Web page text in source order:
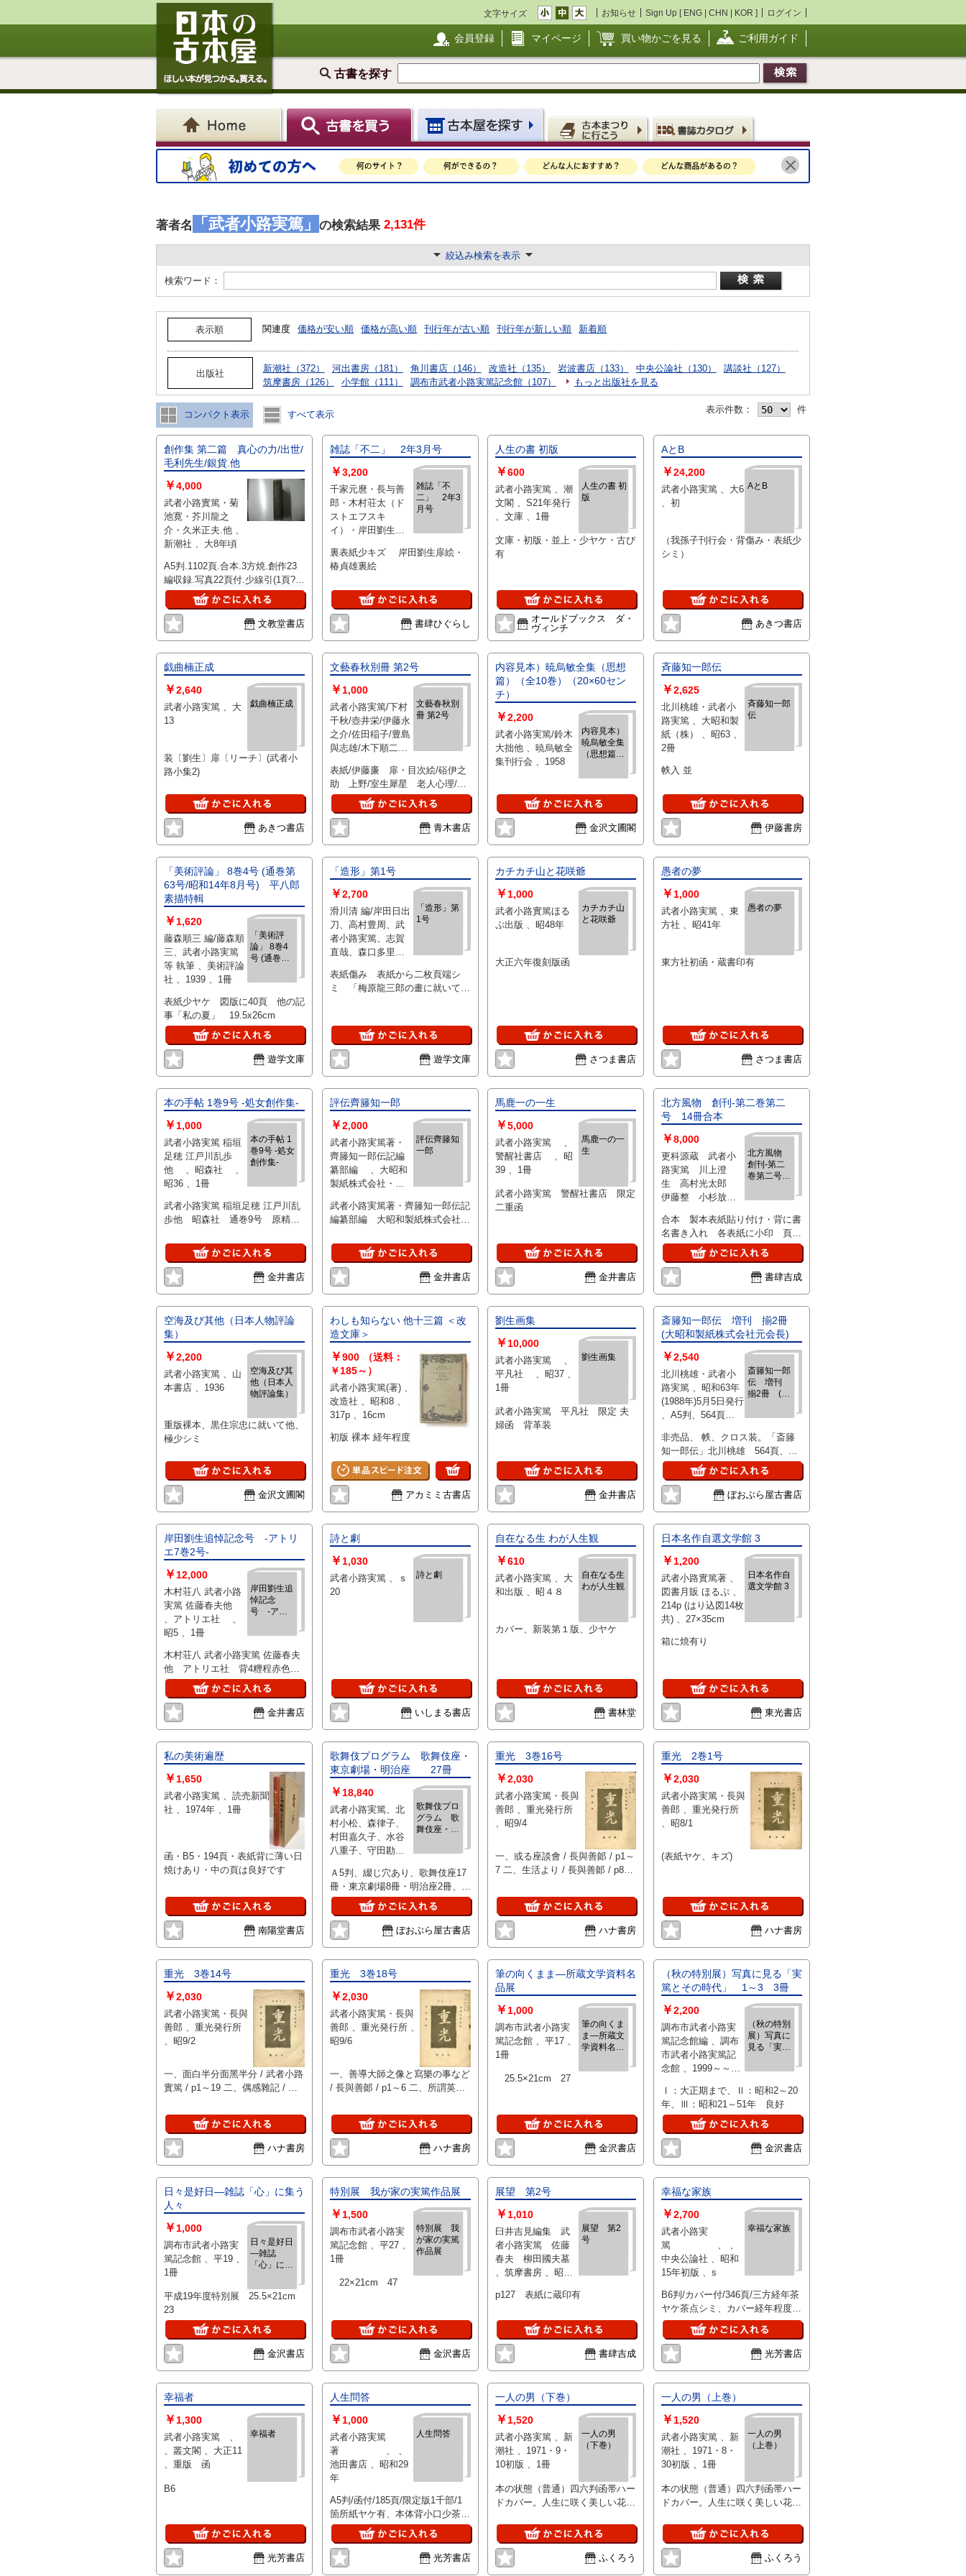
文字サイズ お知らせ Sign Up [ ENG | CHN | KOR ] ログイン
会員登録 マイページ 買い物かごを見る ご利用ガイド
古書を探す
著者名 「武者小路実篤」 の検索結果 2,131件
絞込み検索を表示
検索ワード：
表示順 関連度 価格が安い順 価格が高い順 刊行年が古い順 刊行年が新しい順 新着順
出版社 新潮社（372） 河出書房（181） 角川書店（146） 改造社（135） 岩波書店（133） 中央公論社（130）
講談社（127）
筑摩書房（126）
小学館（111） 調布市武者小路実篤記念館（107） もっと出版社を見る
コンパクト表示 すべて表示 表示件数： 件
創作集 第二篇 真心の力/出世/
毛利先生/銀貨.他
￥4,000
武者小路實篤・菊
池寛・芥川龍之
介・久米正夫.他 、
新潮社 、大8年頃
A5判.1102頁.合本.3方焼.創作23
編収録.写真22頁付.少線引(1頁?)
(管理:古書59-2260-美-267)
文教堂書店
雑誌「不二」 2年3月号
雑誌「不
二」 2年3
月号
￥3,200
千家元麿・長与善
郎・木村荘太（ド
ストエフスキ
イ）・岸田劉生・
二社 、大正14 、
86p 、22cm
裏表紙少キズ 岸田劉生扉絵・
椿貞雄裏絵
書肆ひぐらし
人生の書 初版
人生の書 初
版
￥600
武者小路実篤 、潮
文閣 、S21年発行
、文庫 、1冊
文庫・初版・並上・少ヤケ・古び
有
オールドブックス ダ・
ヴィンチ
AとB
AとB
￥24,200
武者小路実篤 、大6
、初
（我孫子刊行会・背傷み・表紙少
シミ）
あきつ書店
戯曲楠正成
戯曲楠正成
￥2,640
武者小路実篤 、大
13
装〔劉生〕扉〔リーチ〕(武者小
路小集2)
あきつ書店
文藝春秋別冊 第2号
文藝春秋別
冊 第2号
￥ 1,000
武者小路実篤/下村
千秋/壺井栄/伊藤永
之介/佐田稲子/豊島
與志雄/木下順二他
昭22
表紙/伊藤廉 扉・目次絵/硲伊之
助 上野/室生犀星 老人心理/正
宗白鳥 他 背痛 焼シミ 裏表
紙に記名
青木書店
内容見本）暁烏敏全集（思想
篇）（全10巻）（20×60セン
チ）
内容見本）
暁烏敏全集
（思想篇）
（20×60セ
￥2,200
武者小路実篤/鈴木
大拙他 、暁烏敏全
集刊行会 、1958
金沢文圃閣
斉藤知一郎伝
斉藤知一郎
伝
￥2,625
北川桃雄・武者小
路実篤 、大昭和製
紙（株） 、昭63 、
2冊
帙入 並
伊藤書房
「美術評論」 8巻4号 (通巻第
63号/昭和14年8月号) 平八郎
素描特輯
「美術評
論」 8巻4
号 (通巻第
14年8月
郎素描特輯
￥ 1,620
藤森順三 編/藤森順
三、武者小路実篤
等 執筆 、美術評論
社 、1939 、1冊
表紙少ヤケ 図版に40頁 他の記
事「私の夏」 19.5x26cm
遊学文庫
「造形」第1号
「造形」第
1号
￥2,700
滑川清 編/岸田日出
刀、高村豊周、武
者小路実篤、志賀
直哉、森口多里、
郎等 執筆 、番町書
房 、1946 、1冊
表紙傷み 表紙から二枚頁端シ
ミ 「梅原龍三郎の畫に就いて」
遊学文庫
カチカチ山と花咲爺
カチカチ山
と花咲爺
￥ 1,000
武者小路實篤ほる
ぷ出版 、昭48年
大正六年復刻版函
さつま書店
愚者の夢
愚者の夢
￥ 1,000
武者小路実篤 、東
方社 、昭41年
東方社初函・蔵書印有
さつま書店
本の手帖 1巻9号 -処女創作集-
本の手帖 1
巻9号 -処女
創作集-
￥ 1,000
武者小路実篤 稲垣
足穂 江戸川乱歩
他 、昭森社 、
昭36 、1冊
武者小路実篤 稲垣足穂 江戸川乱
歩他 昭森社 通巻9号 原精一
金井書店
評伝齊籐知一郎
評伝齊籐知
一郎
￥2,000
武者小路実篤著・
齊籐知一郎伝記編
纂部編 、大昭和
製紙株式会社・齊
会 、昭37
武者小路実篤著・齊籐知一郎伝記
編纂部編 大昭和製紙株式会社・
金井書店
馬鹿一の一生
馬鹿一の一
生
￥5,000
武者小路実篤 、
警醒社書店 、昭
39 、1冊
武者小路実篤 警醒社書店 限定
二重函
金井書店
北方風物 創刊-第二巻第二
号 14冊合本
北方風物
創刊-第二
巻第二号
￥8,000
更科源蔵 武者小
路実篤 川上澄
生 高村光太郎
伊藤整 小杉放
田上義也 木田金
次郎 武井武雄
山口蓬春 會津八
一 牧野富太郎
斉藤茂吉 柳田国
男 田辺三重松
他 、北日本社（札
幌） 、昭22 、14
合本 製本表紙貼り付け・背に書
名書き入れ 各表紙に小印 頁少
シミ有 （じゃがいも 冬ごも
り にしん 早春 百花 野鳥
旅 祭 南瓜 あきあぢ 昔噺
越年 お正月 漁場の巻）
書肆吉成
空海及び其他（日本人物評論
集）
空海及び其
他（日本人
物評論集）
￥2,200
武者小路実篤 、山
本書店 、1936
重版裸本、黒住宗忠に就いて他、
極少シミ
金沢文圃閣
わしも知らない 他十三篇 ＜改
造文庫＞
￥900
（送料：
￥185～）
武者小路実篤(著) 、
改造社 、昭和8 、
317p 、16cm
初版 裸本 経年程度
アカミミ古書店
劉生画集
劉生画集
￥ 10,000
武者小路実篤 、
平凡社 、昭37 、
1冊
武者小路実篤 平凡社 限定 夫
婦函 背革装
金井書店
斎籐知一郎伝 増刊 揃2冊
(大昭和製紙株式会社元会長)
斎籐知一郎
伝 増刊
揃2冊 (大
式会社元会
￥2,540
北川桃雄・武者小
路実篤 、昭和63年
(1988年)5月5日発行
、A5判、564頁
非売品、 帙、クロス装。「斎籐
知一郎伝」北川桃雄 564頁、
「評伝 斎籐知一郎」武者小路実
篤 274頁。2016/07/22/aya-aob-
33865-amz
ぼおぶら屋古書店
岸田劉生追悼記念号 -アトリ
エ7巻2号-
岸田劉生追
悼記念
号 -アト
号-
￥ 12,000
木村荘八 武者小路
実篤 佐藤春夫他
、アトリエ社 、
昭5 、1冊
木村荘八 武者小路実篤 佐藤春夫
他 アトリエ社 背4糎程赤色付
着
金井書店
詩と劇
詩と劇
￥ 1,030
武者小路実篤 、ｓ
20
いしまる書店
自在なる生 わが人生観
自在なる生
わが人生観
￥610
武者小路実篤 、大
和出版 、昭４８
カバー、新装第１版、少ヤケ
書林堂
日本名作自選文学館 3
日本名作自
選文学館 3
￥ 1,200
武者小路實篤著 、
図書月販 ほるぷ 、
214p (はり込図14枚
共) 、27×35cm
箱に焼有り
東光書店
私の美術遍歴
￥ 1,650
武者小路実篤 、読売新聞
社 、1974年 、1冊
函・B5・194頁・表紙背に薄い日
焼けあり・中の頁は良好です
南陽堂書店
歌舞伎プログラム 歌舞伎座・
東京劇場・明治座 27冊
歌舞伎プロ
グラム 歌
舞伎座・東
治座 27
￥ 18,840
武者小路実篤、北
村小松、森律子、
村田嘉久子、水谷
八重子、守田勘
猿之助、中車、澤
村藤十郎、市村羽
左衛門、河原崎長
十郎、澤村訥子、
片岡仁左衛門、尾
上菊五郎、梅幸、
澤村源之助、松本
幸四郎、中村芝
助、吉右衛門、実
川延若ほか 、歌舞
伎座・東京劇場・
明治座 、昭和3年〜
1936年）刊 、27冊
Ａ5判、綴じ穴あり、歌舞伎座17
冊・東京劇場8冊・明治座2冊、東
西合同歌舞伎、市村羽左衛門送別
紀念、尾上菊五郎・中村吉右衛門
二座合同大歌舞伎、明治座新築落
成記念興行、「第四改訂 金色夜
池公功 舞台監督、上陸第一歩」
5景、北村小松 作、「矢の字結
び」森律子、「初音の父」村田嘉
久子、大林組の昭和5年3月27日
竣工の東京劇場の設計施工概要、
食道売店御案内、裏表紙のミツワ
ぼおぶら屋古書店
重光 3巻16号
￥2,030
武者小路実篤・長與
善郎 、重光発行所
、昭9/4
一、或る座談會 / 長與善郞 / p1～
7 二、生活より / 長與善郞 / p8～
長與善郞 / p16～18 四、獨立展を
觀る / 長與善郞 / p19～22 五、生
きてゐる限りは / 武者小路實篤 /
p23～26 六、吉祥寺雜記 / 武者小
路實篤 / p27～32 七、雜記 / 長與
ハナ書房
重光 2巻1号
￥2,030
武者小路実篤・長與
善郎 、重光発行所
、昭8/1
(表紙ヤケ、キズ)
ハナ書房
重光 3巻14号
￥2,030
武者小路実篤・長與
善郎 、重光発行所
、昭9/2
一、面白半分面黑半分 / 武者小路
實篤 / p1～19 二、偶感雜記 / 武
記 / 無車 / p29～29
ハナ書房
重光 3巻18号
￥2,030
武者小路実篤・長與
善郎 、重光発行所 、
昭9/6
一、善導大師之像と寫樂の事など
/ 長與善郞 / p1～6 二、所謂英雄
三、パアテル・セルギウスを讀む
/ 武者小路實篤 / p17～22 四、武
藏の畫及びその他 / 武者小路實篤
/ p23～25 五、雜記 / 長與善郞 /
p26～27
ハナ書房
筆の向くまま―所蔵文学資料名
品展
筆の向くま
ま―所蔵文
学資料名品
￥ 1,000
調布市武者小路実
篤記念館 、平17 、
1冊
25.5×21cm 27
金沢書店
（秋の特別展）写真に見る「実
篤とその時代」 1～3 3冊
（秋の特別
展）写真に
見る「実篤
代」 1～
￥2,200
調布市武者小路実
篤記念館編 、調布
市武者小路実篤記
念館 、1999～～
25.5×21cm 、3冊
Ⅰ：大正期まで、Ⅱ：昭和2～20
年、Ⅲ：昭和21～51年 良好
金沢書店
日々是好日―雑誌「心」に集う
人々
日々是好日
―雑誌
「心」に集
￥ 1,000
調布市武者小路実
篤記念館 、平19 、
1冊
平成19年度特別展 25.5×21cm
23
金沢書店
特別展 我が家の実篤作品展
特別展 我
が家の実篤
作品展
￥ 1,500
調布市武者小路実
篤記念館 、平27 、
1冊
22×21cm 47
金沢書店
展望 第2号
展望 第2
号
￥ 1,010
臼井吉見編集 武
者小路実篤 佐藤
春夫 柳田國夫墓
、筑摩書房 、昭
p127 表紙に蔵印有
書肆吉成
幸福な家族
幸福な家族
￥2,700
武者小路実
篤 、 、
中央公論社 、昭和
15年初版 、s
B6判/カバー付/346頁/三方経年茶
ヤケ茶点シミ、カバー経年程度の
茶ヤケ、カバーの上部5ミリキレ
有、他経年並、本文特に問題な
し。
光芳書店
幸福者
幸福者
￥ 1,300
武者小路実篤 、
、叢文閣 、大正11
、重版 函
B6
光芳書店
人生問答
人生問答
￥ 1,000
武者小路実篤
著 、 、
池田書店 、昭和29
年
A5判/函付/185頁/限定版1千部/1
箇所紙ヤケ有、本体背小口少茶ヤ
ケ、函経年ホコリ等の茶ヤケ点シ
ミ強、函の背角のり補修有。印・
線引なし。
光芳書店
一人の男（下巻）
一人の男
（下巻）
￥1,520
武者小路実篤 、新
潮社 、1971・9・
10初版 、1冊
本の状態（普通）四六判函帯ハー
ドカバー。人生に咲く美しい花々
ない愛を謳う長篇自伝小説
ふくろう
一人の男（上巻）
一人の男
（上巻）
￥ 1,520
武者小路実篤 、新
潮社 、1971・8・
30初版 、1冊
本の状態（普通）四六判函帯ハー
ドカバー。人生に咲く美しい花々
ない愛を謳う長篇自伝小説
ふくろう